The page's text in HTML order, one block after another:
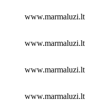
www.marmaluzi.lt
www.marmaluzi.lt
www.marmaluzi.lt
www.marmaluzi.lt